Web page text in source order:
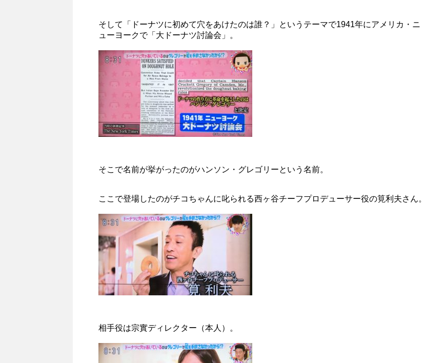
そして「ドーナツに初めて穴をあけたのは誰？」というテーマで1941年にアメリカ・ニ
ューヨークで「大ドーナツ討論会」。
そこで名前が挙がったのがハンソン・グレゴリーという名前。
ここで登場したのがチコちゃんに叱られる西ヶ谷チーフプロデューサー役の筧利夫さん。
相手役は宗實ディレクター（本人）。